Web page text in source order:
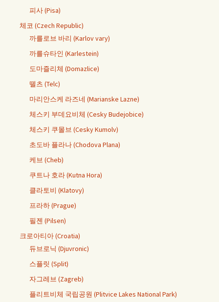
피사 (Pisa)
체코 (Czech Republic)
까를로브 바리 (Karlov vary)
까를슈타인 (Karlestein)
도마즐리체 (Domazlice)
뗄츠 (Telc)
마리안스케 라즈네 (Marianske Lazne)
체스키 부데요비체 (Cesky Budejobice)
체스키 쿠몰브 (Cesky Kumolv)
초도바 플라나 (Chodova Plana)
케브 (Cheb)
쿠트나 호라 (Kutna Hora)
클라토비 (Klatovy)
프라하 (Prague)
필젠 (Pilsen)
크로아티아 (Croatia)
듀브로닉 (Djuvronic)
스플릿 (Split)
자그레브 (Zagreb)
플리트비체 국립공원 (Plitvice Lakes National Park)